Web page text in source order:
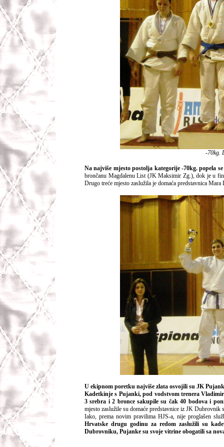
-70kg.
Na najviše mjesto postolja kategorije -70kg. popela
brončanu Magdalenu List (JK Maksimir Zg.), dok je u
Drugo treće mjesto zaslužila je domaća predstavnica
U ekipnom poretku najviše zlata osvojili su JK
Kadetkinje s Pujanki, pod vodstvom trenera
3 srebra i 2 bronce sakupile su čak 40 bodova i
mjesto zaslužile su domaće predstavnice iz JK
Iako, prema novim pravilima HJS-a, nije proglašen
Hrvatske drugu godinu za redom zaslužili su
Dubrovniku, Pujanke su svoje vitrine obogatili sa